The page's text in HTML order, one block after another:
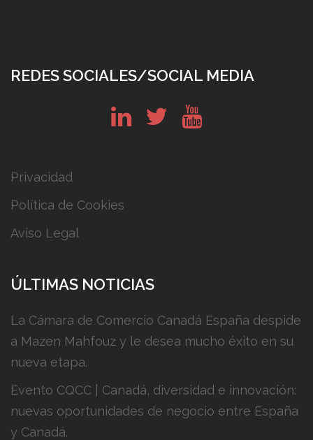
REDES SOCIALES/SOCIAL MEDIA
Privacidad
Política de Cookies
Aviso Legal
ÚLTIMAS NOTICIAS
La Cámara de Comercio Canadá España despide
a Mazen Mahfouz y le desea mucho éxito en su
nueva etapa.
Evento CQCC | Canadá, diversidad e innovación:
nuevas oportunidades de negocio entre España
y Canadá.